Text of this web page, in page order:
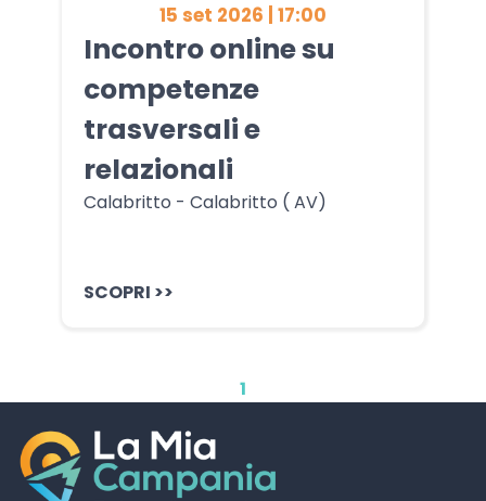
15 set 2026 | 17:00
Incontro online su
competenze
trasversali e
relazionali
Calabritto - Calabritto ( AV)
SCOPRI >>
1